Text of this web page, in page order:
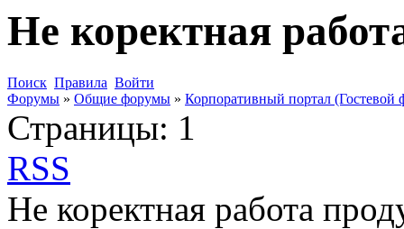
Не коректная
Поиск Правила Войти
Форумы » Общие форумы » Корпоративный портал (Гостевой
Страницы: 1
RSS
Не коректная работа